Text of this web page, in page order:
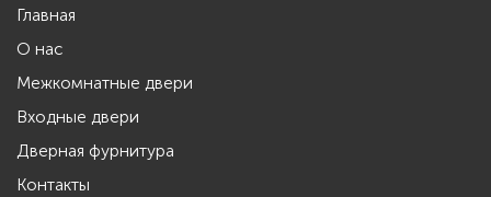
Главная
О нас
Межкомнатные двери
Входные двери
Дверная фурнитура
Контакты